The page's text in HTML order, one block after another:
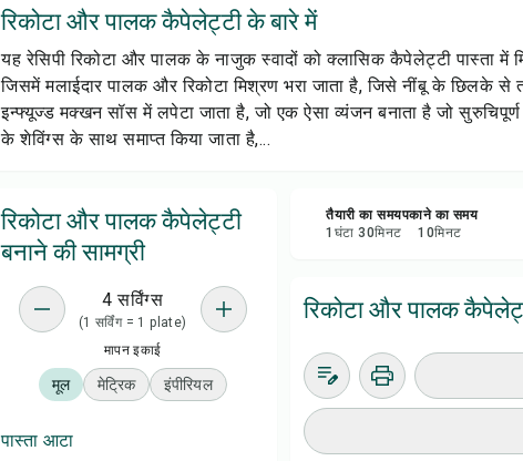
रिकोटा और पालक कैपेलेट्टी के बारे में
यह रेसिपी रिकोटा और पालक के नाजुक स्वादों को क्लासिक कैपेलेट्टी पास्ता में
जिसमें मलाईदार पालक और रिकोटा मिश्रण भरा जाता है, जिसे नींबू के छिलके से
इन्फ्यूज्ड मक्खन सॉस में लपेटा जाता है, जो एक ऐसा व्यंजन बनाता है जो
के शेविंग्स के साथ समाप्त किया जाता है,...
रिकोटा और पालक कैपेलेट्टी
बनाने की सामग्री
4 सर्विंग्स
(1 सर्विंग = 1 plate)
मापन इकाई
मूल मेट्रिक इंपीरियल
पास्ता आटा
तैयारी का समय
1 घंटा 30मिनट
पकाने का समय
10मिनट
रिकोटा और पालक